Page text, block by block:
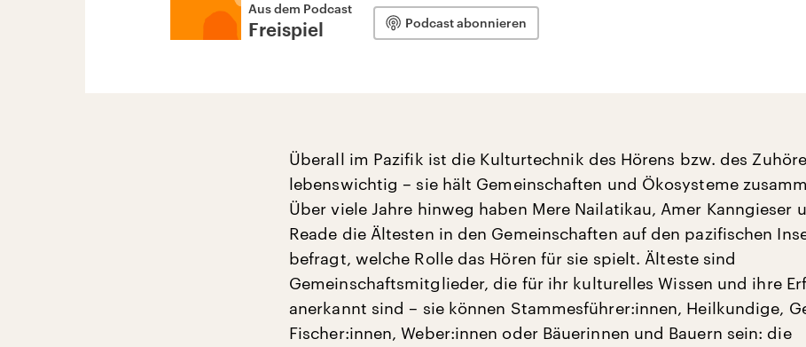
Aus dem Podcast
Freispiel Podcast abonnieren
Überall im Pazifik ist die Kulturtechnik des Hörens bzw. des
lebenswichtig – sie hält Gemeinschaften und Ökosysteme
Über viele Jahre hinweg haben Mere Nailatikau, Amer Kanngieser
Reade die Ältesten in den Gemeinschaften auf den pazifischen
befragt, welche Rolle das Hören für sie spielt. Älteste sind
Gemeinschaftsmitglieder, die für ihr kulturelles Wissen und ihre
anerkannt sind – sie können Stammesführer:innen, Heilkundige,
Fischer:innen, Weber:innen oder Bäuerinnen und Bauern sein: die